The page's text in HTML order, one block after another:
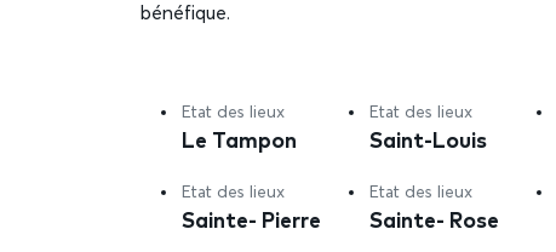
bénéfique.
Etat des lieux
Le Tampon
Etat des lieux
Saint-Louis
Etat des lieux
Sainte- Pierre
Etat des lieux
Sainte- Rose